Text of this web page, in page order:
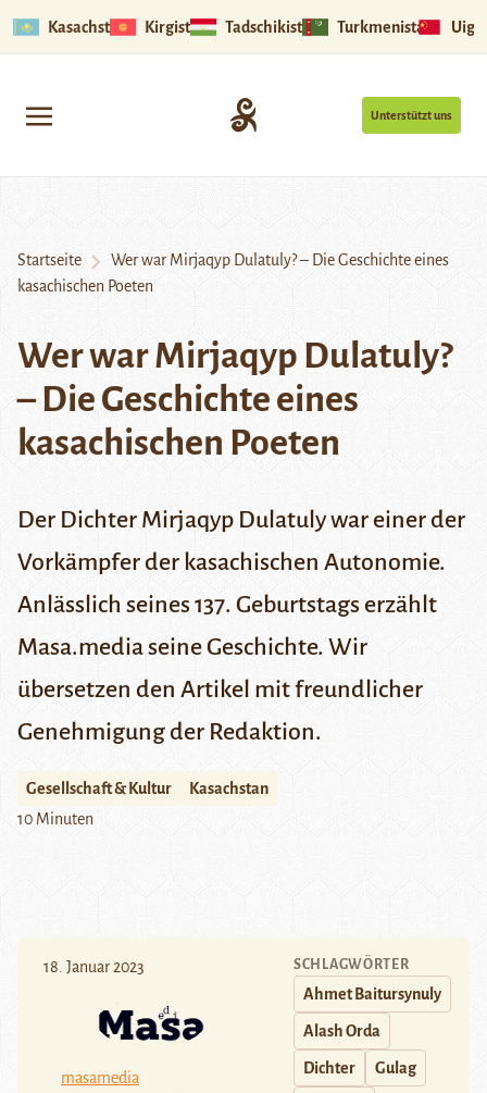
Kasachstan Kirgistan Tadschikistan Turkmenistan
Unterstützt uns
Startseite
Wer war Mirjaqyp Dulatuly? – Die Geschichte eines
kasachischen Poeten
Wer war Mirjaqyp Dulatuly?
– Die Geschichte eines
kasachischen Poeten
Der Dichter Mirjaqyp Dulatuly war einer der
Vorkämpfer der kasachischen Autonomie.
Anlässlich seines 137. Geburtstags erzählt
Masa.mediaseine Geschichte. Wir
übersetzen den Artikel mit freundlicher
Genehmigung der Redaktion.
Gesellschaft & Kultur
Kasachstan
10 Minuten
18. Januar 2023
masamedia
SCHLAGWÖRTER
Ahmet Baitursynuly
Alash Orda
Dichter Gulag